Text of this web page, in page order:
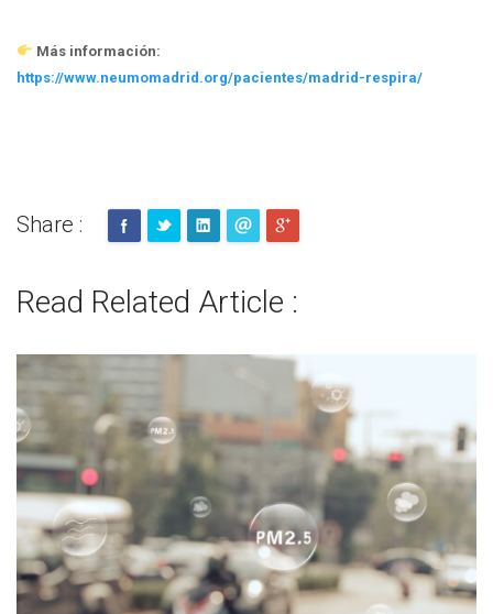
Más información:
https://www.neumomadrid.org/pacientes/madrid-respira/
Share :
Read Related Article :